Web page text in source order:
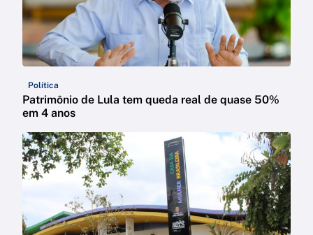
Política
Patrimônio de Lula tem queda real de quase 50%
em 4 anos